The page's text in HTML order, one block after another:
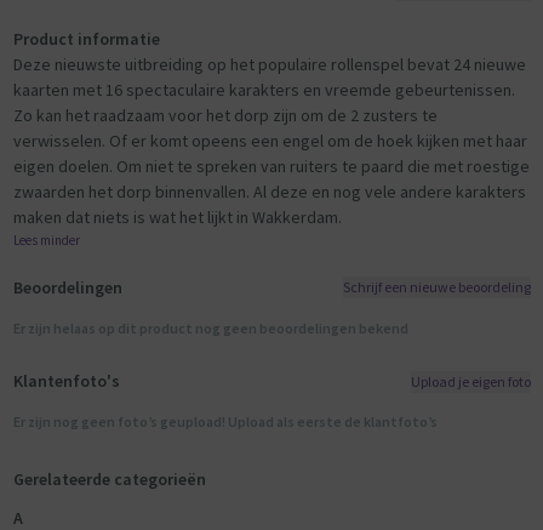
Product informatie
Deze nieuwste uitbreiding op het populaire rollenspel bevat 24 nieuwe
kaarten met 16 spectaculaire karakters en vreemde gebeurtenissen.
Zo kan het raadzaam voor het dorp zijn om de 2 zusters te
verwisselen. Of er komt opeens een engel om de hoek kijken met haar
eigen doelen. Om niet te spreken van ruiters te paard die met roestige
zwaarden het dorp binnenvallen. Al deze en nog vele andere karakters
maken dat niets is wat het lijkt in Wakkerdam.
Lees minder
Beoordelingen Schrijf een nieuwe beoordeling
Er zijn helaas op dit product nog geen beoordelingen bekend
Klantenfoto's Upload je eigen foto
Er zijn nog geen foto’s geupload! Upload als eerste de klantfoto’s
Gerelateerde categorieën
A